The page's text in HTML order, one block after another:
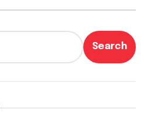
Search